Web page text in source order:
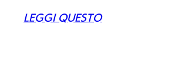
LEGGI QUESTO